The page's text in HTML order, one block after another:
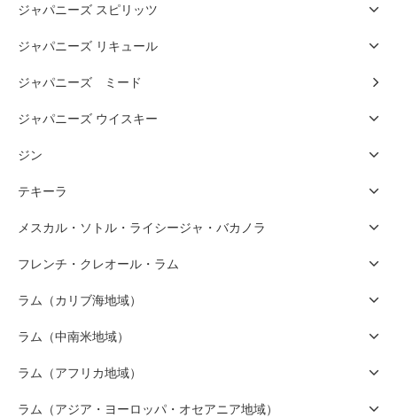
ジャパニーズ スピリッツ
ジャパニーズ リキュール
ジャパニーズ ミード
ジャパニーズ ウイスキー
ジン
テキーラ
メスカル・ソトル・ライシージャ・バカノラ
フレンチ・クレオール・ラム
ラム（カリブ海地域）
ラム（中南米地域）
ラム（アフリカ地域）
ラム（アジア・ヨーロッパ・オセアニア地域）